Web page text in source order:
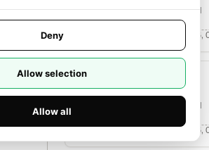
Deny
Allow selection
Allow all
novitalabs/gemma-4-e4b-it:v0.01
Officiel
03 Apr 2026,
Gemma 4 E2B
03 Apr 2026,